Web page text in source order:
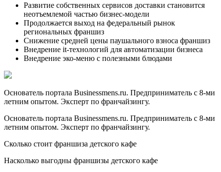
Развитие собственных сервисов доставки становится
неотъемлемой частью бизнес-модели
Продолжается выход на федеральный рынок
региональных франшиз
Снижение средней цены паушального взноса франшиз
Внедрение it-технологий для автоматизации бизнеса
Внедрение эко-меню с полезными блюдами
Основатель портала Businessmens.ru. Предприниматель с 8-ми
летним опытом. Эксперт по франчайзингу.
Основатель портала Businessmens.ru. Предприниматель с 8-ми
летним опытом. Эксперт по франчайзингу.
Сколько стоит франшиза детского кафе
Насколько выгодны франшизы детского кафе